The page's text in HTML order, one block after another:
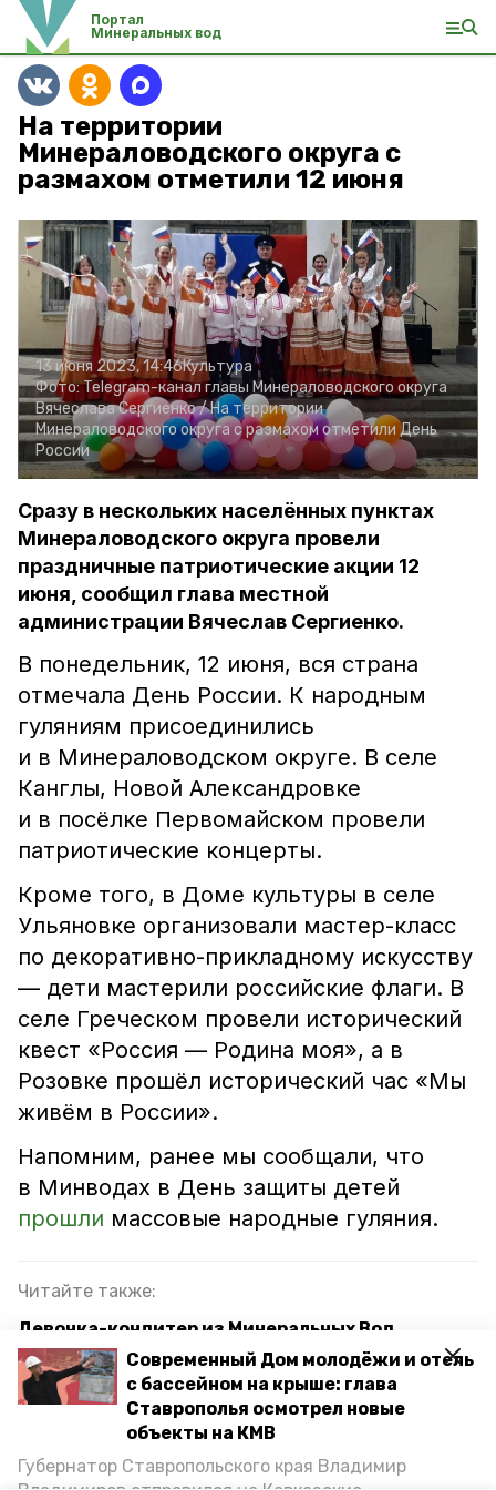
Современный Дом молодёжи и отель
с бассейном на крыше: глава
Ставрополья осмотрел новые
объекты на КМВ
Губернатор Ставропольского края Владимир
Портал
Минеральных вод
На территории
Минераловодского округа с
размахом отметили 12 июня
13 июня 2023, 14:46Культура
Фото:Telegram-канал главы Минераловодского округа
Вячеслава Сергиенко /На территории
Минераловодского округа с размахом отметили День
России
Сразу в нескольких населённых пунктах
Минераловодского округа провели
праздничные патриотические акции 12
июня, сообщил глава местной
администрации Вячеслав Сергиенко.
В понедельник, 12 июня, вся страна
отмечала День России. К народным
гуляниям присоединились
и в Минераловодском округе. В селе
Канглы, Новой Александровке
и в посёлке Первомайском провели
патриотические концерты.
Кроме того, в Доме культуры в селе
Ульяновке организовали мастер-класс
по декоративно-прикладному искусству
— дети мастерили российские флаги. В
селе Греческом провели исторический
квест «Россия — Родина моя», а в
Розовке прошёл исторический час «Мы
живём в России».
Напомним, ранее мы сообщали, что
в Минводах в День защиты детей
прошли массовые народные гуляния.
Читайте также:
Девочка-кондитер из Минеральных Вод
участвует в шоу на федеральном канале
Единый инвестиционный стандарт введут в
Ставропольском крае по поручению губернатора